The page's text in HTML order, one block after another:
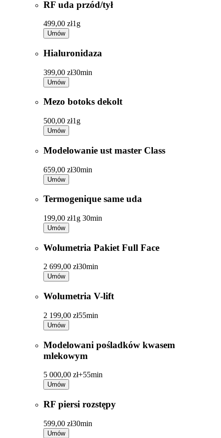
RF uda przód/tył
499,00 zł1g
Umów
Hialuronidaza
399,00 zł30min
Umów
Mezo botoks dekolt
500,00 zł1g
Umów
Modelowanie ust master Class
659,00 zł30min
Umów
Termogenique same uda
199,00 zł1g 30min
Umów
Wolumetria Pakiet Full Face
2 699,00 zł30min
Umów
Wolumetria V-lift
2 199,00 zł55min
Umów
Modelowani pośladków kwasem
mlekowym
5 000,00 zł+55min
Umów
RF piersi rozstępy
599,00 zł30min
Umów